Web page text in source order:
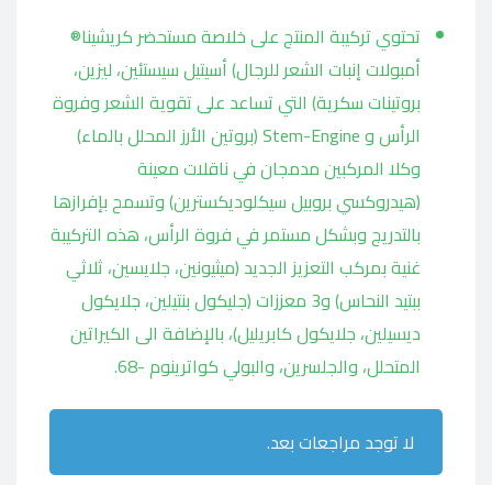
تحتوي تركيبة المنتج على خلاصة مستحضر كريشينا®
أمبولات إنبات الشعر للرجال) أسيتيل سيستئين، ليزين،
بروتينات سكرية) التي تساعد على تقوية الشعر وفروة
الرأس و Stem-Engine (بروتين الأرز المحلل بالماء)
وكلا المركبين مدمجان في ناقلات معينة
(هيدروكسي بروبيل سيكلوديكسترين) وتسمح بإفرازها
بالتدريج وبشكل مستمر في فروة الرأس، هذه التركيبة
غنية بمركب التعزيز الجديد (ميثيونين، جلايسين، ثلاثي
ببتيد النحاس) و3 معززات (جليكول بنتيلين، جلايكول
ديسيلين، جلايكول كابريليل)، بالإضافة الى الكيراتين
المتحلل، والجلسرين، والبولي كواترينوم -68.
لا توجد مراجعات بعد.